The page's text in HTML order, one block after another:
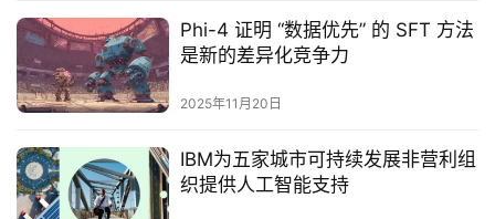
Phi-4 证明 “数据优先” 的 SFT 方法
是新的差异化竞争力
2025年11月20日
IBM为五家城市可持续发展非营利组
织提供人工智能支持